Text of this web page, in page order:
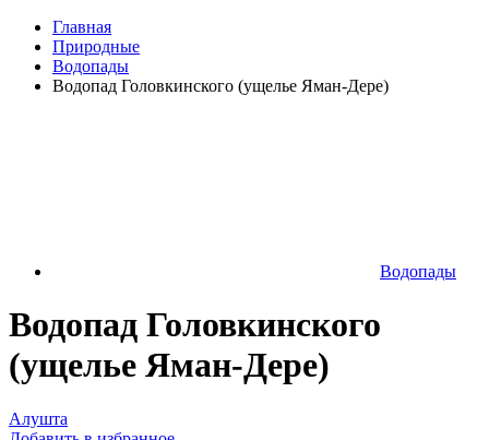
Главная
Природные
Водопады
Водопад Головкинского (ущелье Яман-Дере)
Водопады
Водопад Головкинского
(ущелье Яман-Дере)
Алушта